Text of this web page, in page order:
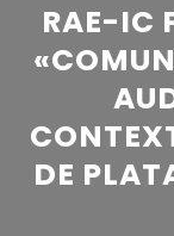
RAE-IC
DE